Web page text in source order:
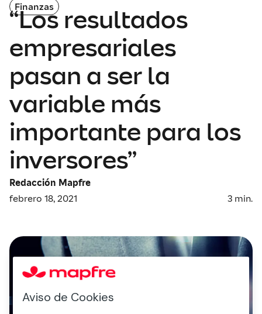
Finanzas
“Los resultados
empresariales
pasan a ser la
variable más
importante para los
inversores”
Redacción Mapfre
febrero 18, 2021
3 min.
Aviso de Cookies